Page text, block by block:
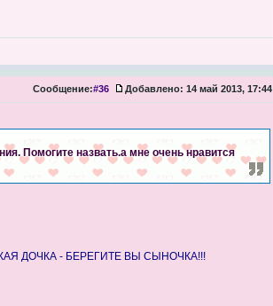
Сообщение:#36 Добавлено: 14 май 2013, 17:44
Помогите назвать.а мне очень нравится
ДОЧКА - БЕРЕГИТЕ ВЫ СЫНОЧКА!!!